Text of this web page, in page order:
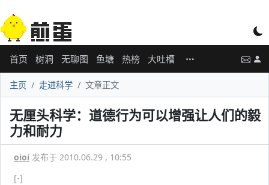
首页 树洞 无聊图 鱼塘 热榜 大吐槽
主页 走进科学 文章正文
无厘头科学：道德行为可以增强让人们的毅
力和耐力
oioi 发布于 2010.06.29 , 10:55
[-]